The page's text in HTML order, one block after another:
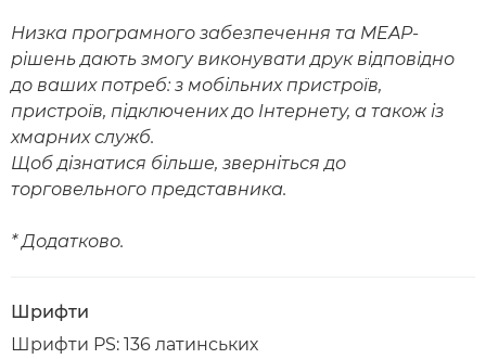
Низка програмного забезпечення та MEAP-
рішень дають змогу виконувати друк відповідно
до ваших потреб: з мобільних пристроїв,
пристроїв, підключених до Інтернету, а також із
хмарних служб.
Щоб дізнатися більше, зверніться до
торговельного представника.
* Додатково.
Шрифти
Шрифти PS: 136 латинських